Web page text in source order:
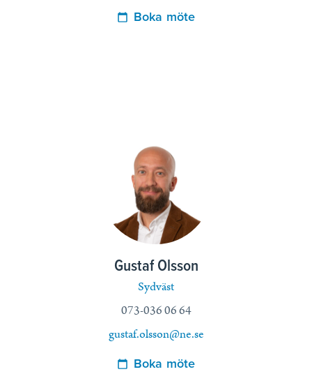
Boka möte
Gustaf Olsson
Sydväst
073-036 06 64
gustaf.olsson@ne.se
Boka möte